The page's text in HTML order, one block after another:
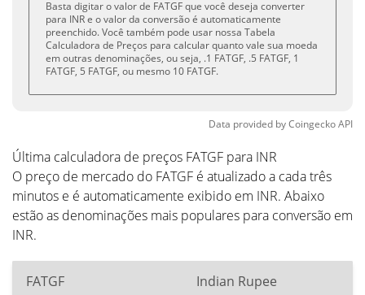
Basta digitar o valor de FATGF que você deseja converter
para INR e o valor da conversão é automaticamente
preenchido. Você também pode usar nossa Tabela
Calculadora de Preços para calcular quanto vale sua moeda
em outras denominações, ou seja, .1 FATGF, .5 FATGF, 1
FATGF, 5 FATGF, ou mesmo 10 FATGF.
Data provided byCoingeckoAPI
Última calculadora de preços FATGF para INR
O preço de mercado do FATGF é atualizado a cada três
minutos e é automaticamente exibido em INR. Abaixo
estão as denominações mais populares para conversão em
INR.
FATGF Indian Rupee